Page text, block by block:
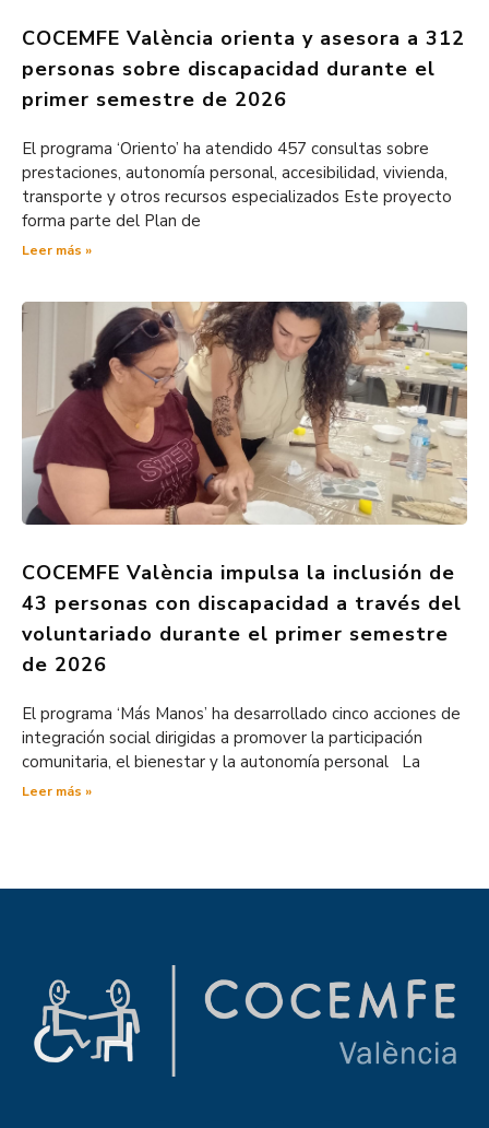
COCEMFE València orienta y asesora a 312
personas sobre discapacidad durante el
primer semestre de 2026
El programa ‘Oriento’ ha atendido 457 consultas sobre
prestaciones, autonomía personal, accesibilidad, vivienda,
transporte y otros recursos especializados Este proyecto
forma parte del Plan de
Leer más »
COCEMFE València impulsa la inclusión de
43 personas con discapacidad a través del
voluntariado durante el primer semestre
de 2026
El programa ‘Más Manos’ ha desarrollado cinco acciones de
integración social dirigidas a promover la participación
comunitaria, el bienestar y la autonomía personal La
Leer más »